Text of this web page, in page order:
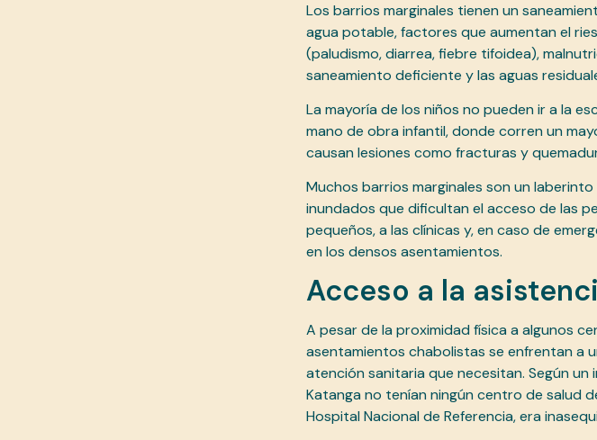
Los barrios marginales tienen un
agua potable, factores que aumentan el
(paludismo, diarrea, fiebre tifoidea),
saneamiento deficiente y las aguas
La mayoría de los niños no pueden ir a la
mano de obra infantil, donde corren un
causan lesiones como fracturas y
Muchos barrios marginales son un
inundados que dificultan el acceso de las
pequeños, a las clínicas y, en caso de
en los densos asentamientos.
Acceso a la
A pesar de la proximidad física a algunos
asentamientos chabolistas se enfrentan a
atención sanitaria que necesitan. Según
Katanga no tenían ningún centro de salud
Hospital Nacional de Referencia, era